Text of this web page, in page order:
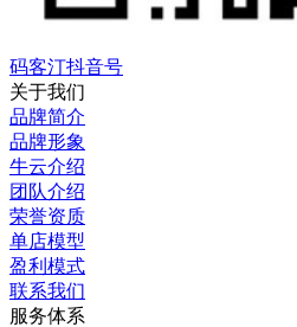
码客汀抖音号
关于我们
品牌简介
品牌形象
牛云介绍
团队介绍
荣誉资质
单店模型
盈利模式
联系我们
服务体系